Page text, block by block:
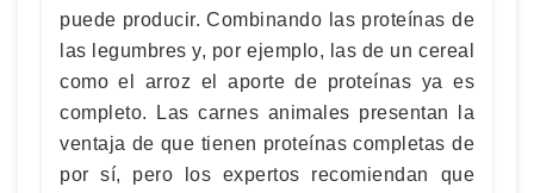
puede producir. Combinando las proteínas de
las legumbres y, por ejemplo, las de un cereal
como el arroz el aporte de proteínas ya es
completo. Las carnes animales presentan la
ventaja de que tienen proteínas completas de
por sí, pero los expertos recomiendan que